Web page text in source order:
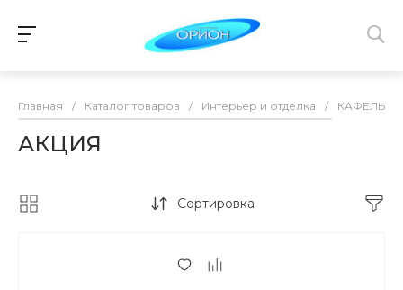
Главная / Каталог товаров / Интерьер и отделка / КАФЕЛЬ
АКЦИЯ
Сортировка